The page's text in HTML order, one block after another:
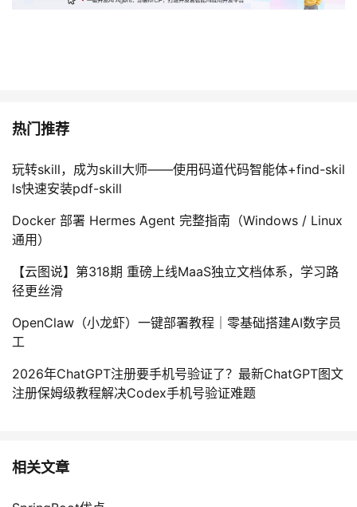
热门推荐
玩转skill，成为skill大师——使用码道代码智能体+find-skil
ls快速安装pdf-skill
Docker 部署 Hermes Agent 完整指南（Windows / Linux
通用）
【云图说】第318期 重磅上线MaaS独立文档体系，学习路
径更丝滑
OpenClaw（小龙虾）一键部署教程｜零基础搭建AI数字员
工
2026年ChatGPT注册要手机号验证了？最新ChatGPT图文
注册保姆级教程解决Codex手机号验证难题
相关文章